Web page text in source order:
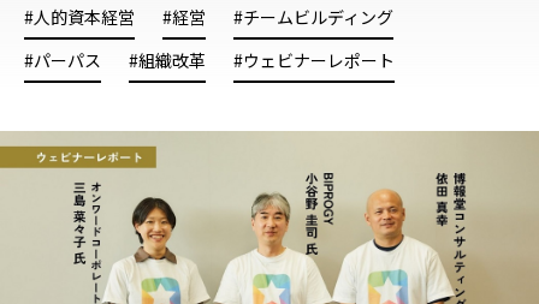
ソリューション
資料ダウンロード
このサイトについて
#人的資本経営 #経営
#チームビルディング
#パーパス
#組織改革 #ウェビナーレポート